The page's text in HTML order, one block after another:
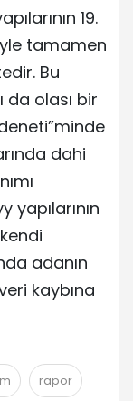
19.
tamamen
Bu
da olası bir
dahi
yapılarının
adanın
kaybına
rapor